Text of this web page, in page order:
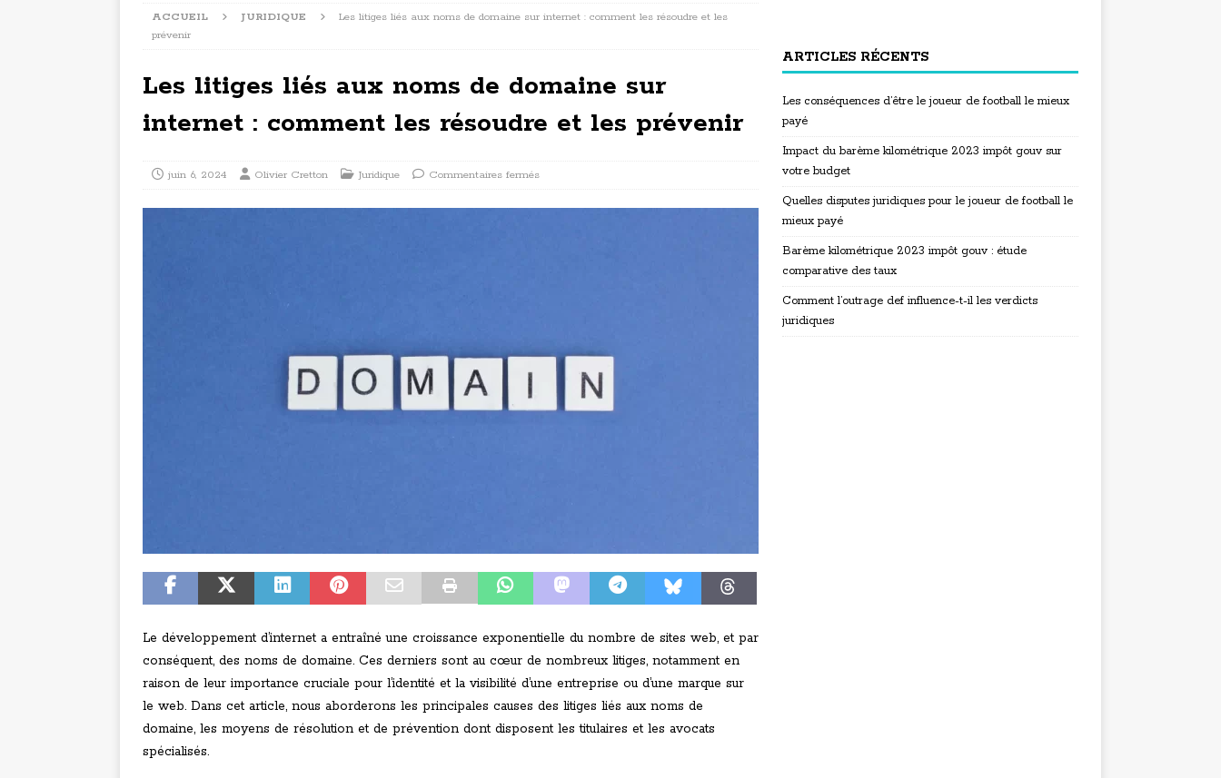
ACCUEIL JURIDIQUE
Les litiges liés aux noms de domaine sur internet : comment les résoudre et les
prévenir
Les litiges liés aux noms de domaine sur
internet : comment les résoudre et les prévenir
juin 6, 2024 Olivier Cretton Juridique Commentaires fermés
Le développement d’internet a entraîné une croissance exponentielle du nombre de sites web, et par
conséquent, des noms de domaine. Ces derniers sont au cœur de nombreux litiges, notamment en
raison de leur importance cruciale pour l’identité et la visibilité d’une entreprise ou d’une marque sur
le web. Dans cet article, nous aborderons les principales causes des litiges liés aux noms de
domaine, les moyens de résolution et de prévention dont disposent les titulaires et les avocats
spécialisés.
ARTICLES RÉCENTS
Les conséquences d’être le joueur de football le mieux
payé
Impact du barème kilométrique 2023 impôt gouv sur
votre budget
Quelles disputes juridiques pour le joueur de football le
mieux payé
Barème kilométrique 2023 impôt gouv : étude
comparative des taux
Comment l’outrage def influence-t-il les verdicts
juridiques